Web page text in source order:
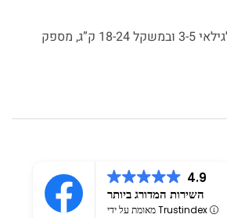
הווסט המתנפח INTEX דגם לגונה כחולה לילדים, מתאים לגילאי 3-5 ובמשקל 18-24 ק”ג, מספק
4.9
השירות המדורג ביותר
מאומת על ידי Trustindex